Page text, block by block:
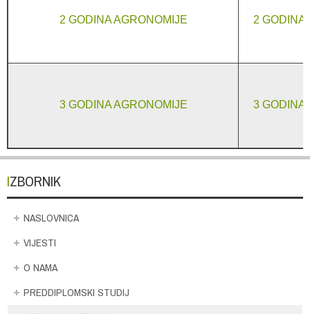
2 GODINA AGRONOMIJE 2 GODINA
3 GODINA AGRONOMIJE 3 GODINA
IZBORNIK
NASLOVNICA
VIJESTI
O NAMA
PREDDIPLOMSKI STUDIJ